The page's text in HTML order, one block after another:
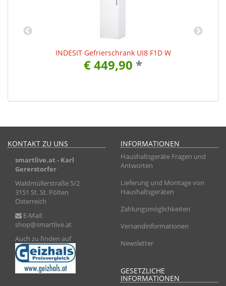
INDESIT Gefrierschrank UI8 F1D W
€ 449,90 *
KONTAKT ZU UNS
smartlive.at - Karl
Gererstorfer
Waldmüllerstraße 5/2
3151 St. St. Pölten
Österreich
E-Mail:
shop@smartlive.at
Auch zu finden auf
INFORMATIONEN
Haushaltsgeräte Fragen und
Antworten
Lieferung und Montage von
Haushaltsgeräten
Zahlungsmöglichkeiten
Versandinformationen
Newsletter
GESETZLICHE
INFORMATIONEN